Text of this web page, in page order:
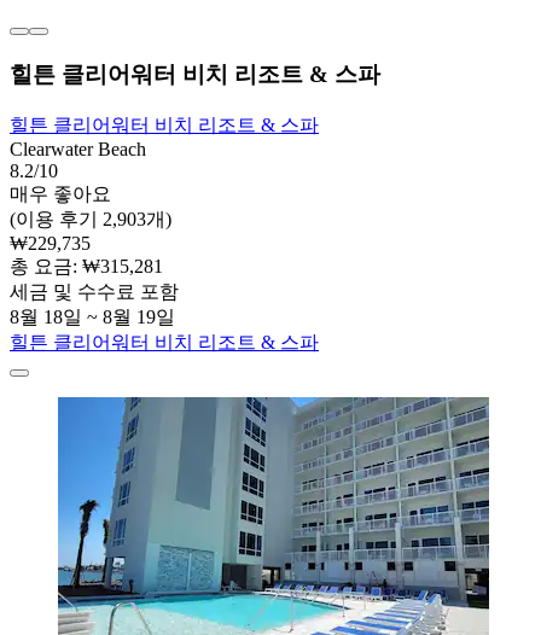
힐튼 클리어워터 비치 리조트 & 스파
힐튼 클리어워터 비치 리조트 & 스파
Clearwater Beach
8.2/10
매우 좋아요
(이용 후기 2,903개)
₩229,735
총 요금: ₩315,281
세금 및 수수료 포함
8월 18일 ~ 8월 19일
힐튼 클리어워터 비치 리조트 & 스파